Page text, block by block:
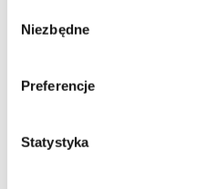
zgody
Niezbędne
Preferencje
Statystyka
montażem poziomym
Seria SF z
Kanały instalacyjne
Kanały podłogowe